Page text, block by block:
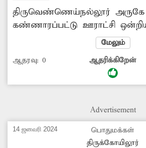
திருவெண்ணெய்நல்லூர் அருகே
கண்ணாரப்பட்டு ஊராட்சி
தொடக்கப்பள்ளியில் கழிப்பறை
அமைக்கப்படவில்லை. இதனால்
உபாதையை கழிக்க மாணவ-
மட்டுமின்றி ஆசிரியர்களும்
பள்ளி வளாகத்தில் கழிப்பறை
வேண்டும் என கிராமமக்கள்
மேலும்
ஆதரவு: 0 ஆதரிக்கிறேன்
Advertisement
14 ஜனவரி 2024
பொதுமக்கள்
திருக்கோயிலூர்